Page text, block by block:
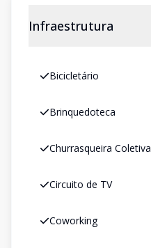
Infraestrutura
Bicicletário
Brinquedoteca
Churrasqueira Coletiva
Circuito de TV
Coworking